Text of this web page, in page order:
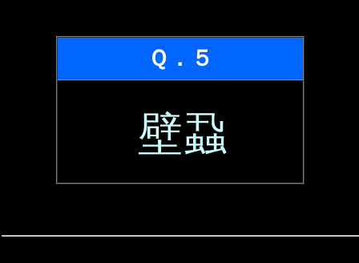
Ｑ．５
壁蝨